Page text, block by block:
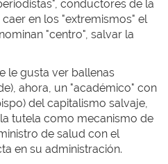
conductores de la
en los "extremismos" el
"centro", salvar la
le gusta ver ballenas
ahora, un "académico" con
del capitalismo salvaje,
tutela como mecanismo de
de salud con el
en su administración.